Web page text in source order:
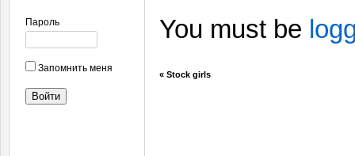
You must be
«Stock girls
Пароль
Запомнить меня